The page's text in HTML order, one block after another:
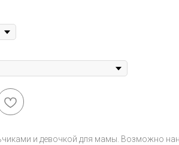
и девочкой для мамы. Возможно